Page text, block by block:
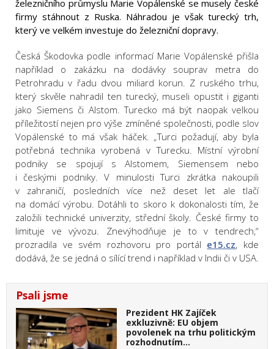
železničního průmyslu Marie Vopálenské se musely české
firmy stáhnout z Ruska. Náhradou je však turecký trh,
který ve velkém investuje do železniční dopravy.
Česká Škodovka podle informací Marie Vopálenské přišla
například o zakázku na dodávky souprav metra do
Petrohradu v řadu dvou miliard korun. Z ruského trhu,
který skvěle nahradil ten turecký, museli opustit i giganti
jako Siemens či Alstom. Turecko má být naopak velkou
příležitostí nejen pro výše zmíněné společnosti, podle slov
Vopálenské to má však háček. „Turci požadují, aby byla
potřebná technika vyrobená v Turecku. Místní výrobní
podniky se spojují s Alstomem, Siemensem nebo
i českými podniky. V minulosti Turci zkrátka nakoupili
v zahraničí, posledních více než deset let ale tlačí
na domácí výrobu. Dotáhli to skoro k dokonalosti tím, že
založili technické univerzity, střední školy. České firmy to
limituje ve vývozu. Znevýhodňuje je to v tendrech,“
prozradila ve svém rozhovoru pro portál e15.cz, kde
dodává, že se jedná o sílící trend i například v Indii či v USA.
Psali jsme
Prezident HK Zajíček
exkluzivně: EU objem
povolenek na trhu politickým
rozhodnutím…